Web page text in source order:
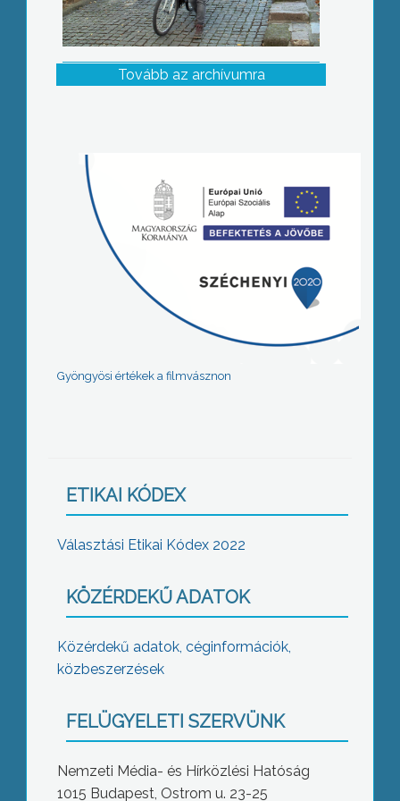
Tovább az archívumra
Gyöngyösi értékek a filmvásznon
ETIKAI KÓDEX
Választási Etikai Kódex 2022
KÖZÉRDEKŰ ADATOK
Közérdekű adatok, céginformációk,
közbeszerzések
FELÜGYELETI SZERVÜNK
Nemzeti Média- és Hírközlési Hatóság
1015 Budapest, Ostrom u. 23-25